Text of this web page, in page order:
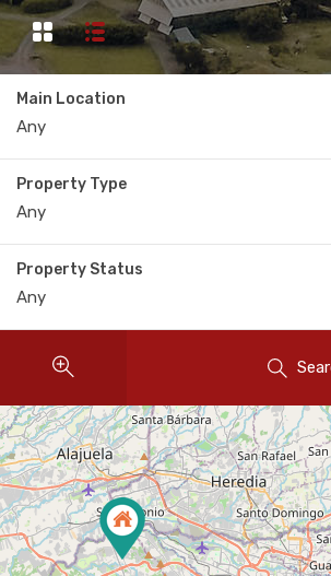
Main Location
Any
Property Type
Any
Property Status
Any